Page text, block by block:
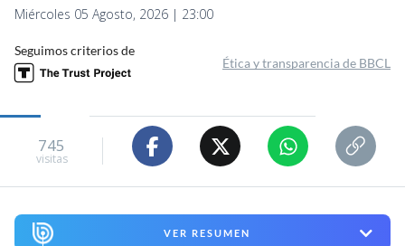
Miércoles 05 Agosto, 2026 | 23:00
Seguimos criterios de
Ética y transparencia de BBCL
745
visitas
VER RESUMEN